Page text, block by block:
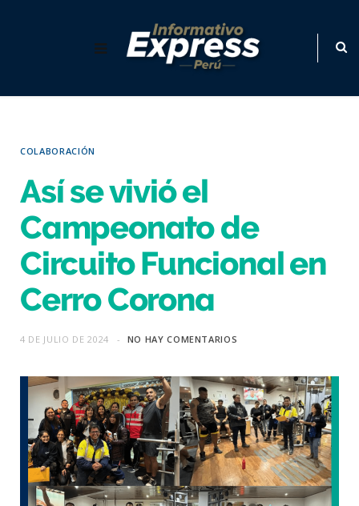
COLABORACIÓN
Así se vivió el
Campeonato de
Circuito Funcional en
Cerro Corona
4 DE JULIO DE 2024 NO HAY COMENTARIOS